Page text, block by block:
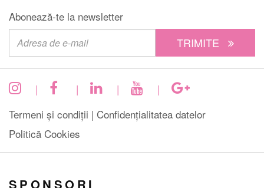
Abonează-te la newsletter
TRIMITE
| | |
|
Termeni și condiții | Confidențialitatea datelor
Politică Cookies
SPONSORI